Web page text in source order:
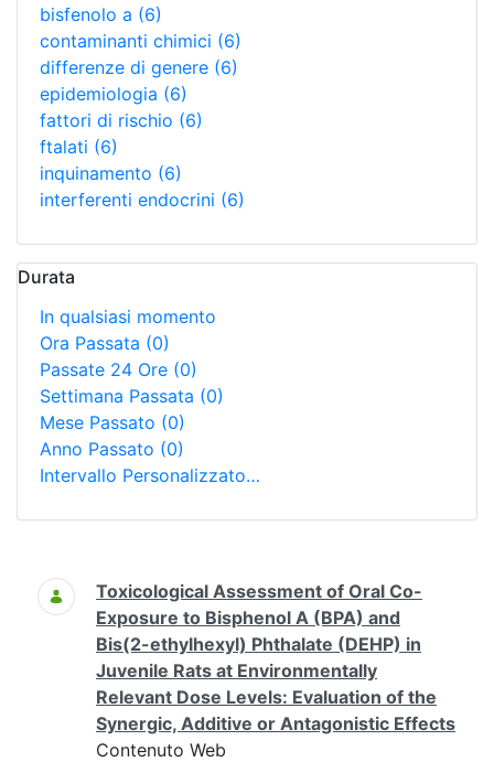
bisfenolo a (6)
contaminanti chimici (6)
differenze di genere (6)
epidemiologia (6)
fattori di rischio (6)
ftalati (6)
inquinamento (6)
interferenti endocrini (6)
Durata
In qualsiasi momento
Ora Passata (0)
Passate 24 Ore (0)
Settimana Passata (0)
Mese Passato (0)
Anno Passato (0)
Intervallo Personalizzato…
Ricerca
Toxicological Assessment of Oral Co-
Exposure to Bisphenol A (BPA) and
Bis(2-ethylhexyl) Phthalate (DEHP) in
Juvenile Rats at Environmentally
Relevant Dose Levels: Evaluation of the
Synergic, Additive or Antagonistic Effects
Contenuto Web